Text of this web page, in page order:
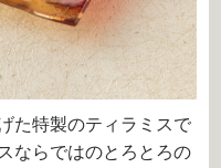
た特製のティラミスで
ならではのとろとろの